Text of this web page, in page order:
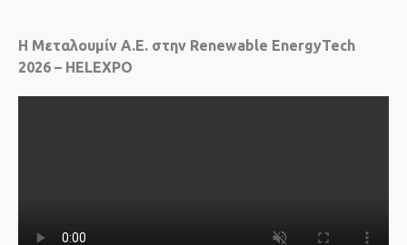
Η Μεταλουμίν Α.Ε. στην Renewable EnergyTech
2026 – HELEXPO